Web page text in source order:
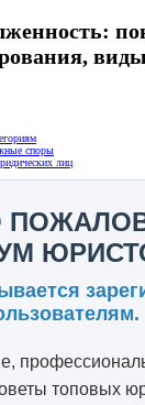
виды
споры
лиц
топовых